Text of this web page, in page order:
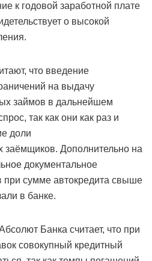
к годовой заработной плате
о высокой
что введение
на выдачу
займов в дальнейшем
так как они как раз и
доли
заёмщиков. Дополнительно на
документальное
при сумме автокредита свыше
в банке.
Банка считает, что при
совокупный кредитный